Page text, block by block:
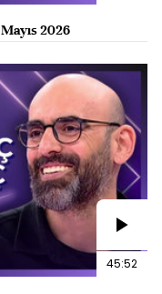
2026
45:52